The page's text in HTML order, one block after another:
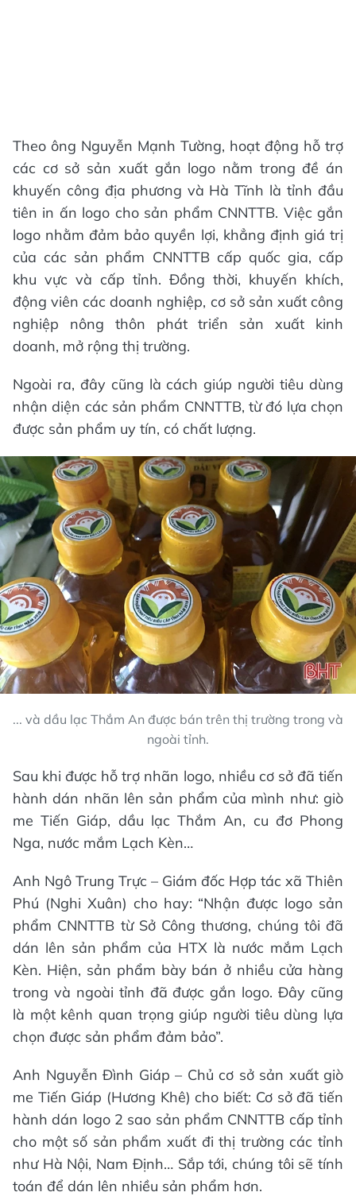
Theo ông Nguyễn Mạnh Tường, hoạt động hỗ trợ
các cơ sở sản xuất gắn logo nằm trong đề án
khuyến công địa phương và Hà Tĩnh là tỉnh đầu
tiên in ấn logo cho sản phẩm CNNTTB. Việc gắn
logo nhằm đảm bảo quyền lợi, khẳng định giá trị
của các sản phẩm CNNTTB cấp quốc gia, cấp
khu vực và cấp tỉnh. Đồng thời, khuyến khích,
động viên các doanh nghiệp, cơ sở sản xuất công
nghiệp nông thôn phát triển sản xuất kinh
doanh, mở rộng thị trường.
Ngoài ra, đây cũng là cách giúp người tiêu dùng
nhận diện các sản phẩm CNNTTB, từ đó lựa chọn
được sản phẩm uy tín, có chất lượng.
... và dầu lạc Thắm An được bán trên thị trường trong và
ngoài tỉnh.
Sau khi được hỗ trợ nhãn logo, nhiều cơ sở đã tiến
hành dán nhãn lên sản phẩm của mình như: giò
me Tiến Giáp, dầu lạc Thắm An, cu đơ Phong
Nga, nước mắm Lạch Kèn…
Anh Ngô Trung Trực – Giám đốc Hợp tác xã Thiên
Phú (Nghi Xuân) cho hay: “Nhận được logo sản
phẩm CNNTTB từ Sở Công thương, chúng tôi đã
dán lên sản phẩm của HTX là nước mắm Lạch
Kèn. Hiện, sản phẩm bày bán ở nhiều cửa hàng
trong và ngoài tỉnh đã được gắn logo. Đây cũng
là một kênh quan trọng giúp người tiêu dùng lựa
chọn được sản phẩm đảm bảo”.
Anh Nguyễn Đình Giáp – Chủ cơ sở sản xuất giò
me Tiến Giáp (Hương Khê) cho biết: Cơ sở đã tiến
hành dán logo 2 sao sản phẩm CNNTTB cấp tỉnh
cho một số sản phẩm xuất đi thị trường các tỉnh
như Hà Nội, Nam Định… Sắp tới, chúng tôi sẽ tính
toán để dán lên nhiều sản phẩm hơn.